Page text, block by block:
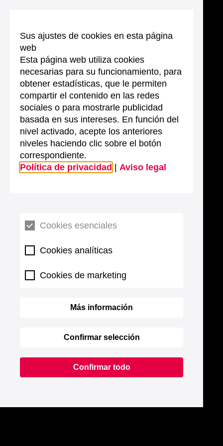
Sus ajustes de cookies en esta página
web
Esta página web utiliza cookies
necesarias para su funcionamiento, para
obtener estadísticas, que le permiten
compartir el contenido en las redes
sociales o para mostrarle publicidad
basada en sus intereses. En función del
nivel activado, acepte los anteriores
niveles haciendo clic sobre el botón
correspondiente.
Política de privacidad
Aviso legal
Cookies esenciales
Cookies analíticas
Cookies de marketing
Más información
Confirmar selección
Confirmar todo